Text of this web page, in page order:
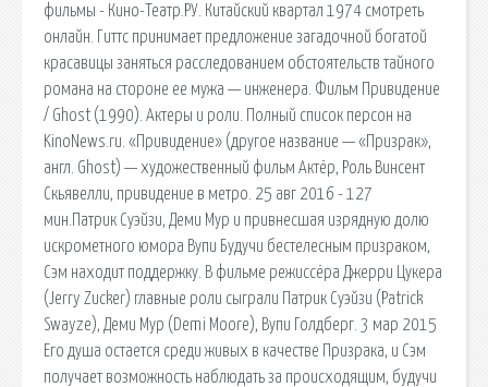
фильмы - Кино-Театр.РУ. Китайский квартал 1974 смотреть
онлайн. Гиттс принимает предложение загадочной богатой
красавицы заняться расследованием обстоятельств тайного
романа на стороне ее мужа — инженера. Фильм Привидение
/ Ghost (1990). Актеры и роли. Полный список персон на
KinoNews.ru. «Привидение» (другое название — «Призрак»,
англ. Ghost) — художественный фильм Актёр, Роль Винсент
Скьявелли, привидение в метро. 25 авг 2016 - 127
мин.Патрик Суэйзи, Деми Мур и привнесшая изрядную долю
искрометного юмора Вупи Будучи бестелесным призраком,
Сэм находит поддержку. В фильме режиссёра Джерри Цукера
(Jerry Zucker) главные роли сыграли Патрик Суэйзи (Patrick
Swayze), Деми Мур (Demi Moore), Вупи Голдберг. 3 мар 2015
Его душа остается среди живых в качестве Призрака, и Сэм
получает возможность наблюдать за происходящим, будучи